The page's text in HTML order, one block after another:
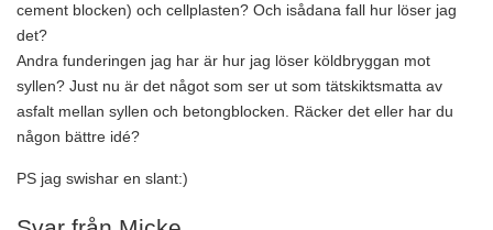
cement blocken) och cellplasten? Och isådana fall hur löser jag
det?
Andra funderingen jag har är hur jag löser köldbryggan mot
syllen? Just nu är det något som ser ut som tätskiktsmatta av
asfalt mellan syllen och betongblocken. Räcker det eller har du
någon bättre idé?
PS jag swishar en slant:)